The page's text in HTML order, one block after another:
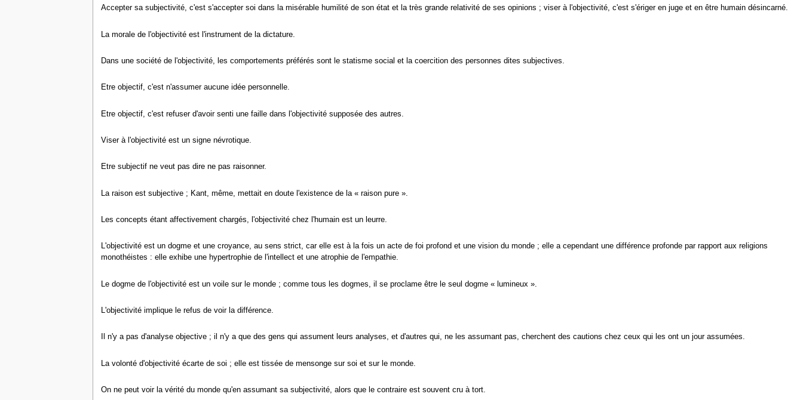
Accepter sa subjectivité, c'est s'accepter soi dans la misérable humilité de son état et la très grande relativité de ses opinions ; viser à l'objectivité, c'est s'ériger en juge et en être humain désincarné.
La morale de l'objectivité est l'instrument de la dictature.
Dans une société de l'objectivité, les comportements préférés sont le statisme social et la coercition des personnes dites subjectives.
Etre objectif, c'est n'assumer aucune idée personnelle.
Etre objectif, c'est refuser d'avoir senti une faille dans l'objectivité supposée des autres.
Viser à l'objectivité est un signe névrotique.
Etre subjectif ne veut pas dire ne pas raisonner.
La raison est subjective ; Kant, même, mettait en doute l'existence de la « raison pure ».
Les concepts étant affectivement chargés, l'objectivité chez l'humain est un leurre.
L'objectivité est un dogme et une croyance, au sens strict, car elle est à la fois un acte de foi profond et une vision du monde ; elle a cependant une différence profonde par rapport aux religions
monothéistes : elle exhibe une hypertrophie de l'intellect et une atrophie de l'empathie.
Le dogme de l'objectivité est un voile sur le monde ; comme tous les dogmes, il se proclame être le seul dogme « lumineux ».
L'objectivité implique le refus de voir la différence.
Il n'y a pas d'analyse objective ; il n'y a que des gens qui assument leurs analyses, et d'autres qui, ne les assumant pas, cherchent des cautions chez ceux qui les ont un jour assumées.
La volonté d'objectivité écarte de soi ; elle est tissée de mensonge sur soi et sur le monde.
On ne peut voir la vérité du monde qu'en assumant sa subjectivité, alors que le contraire est souvent cru à tort.